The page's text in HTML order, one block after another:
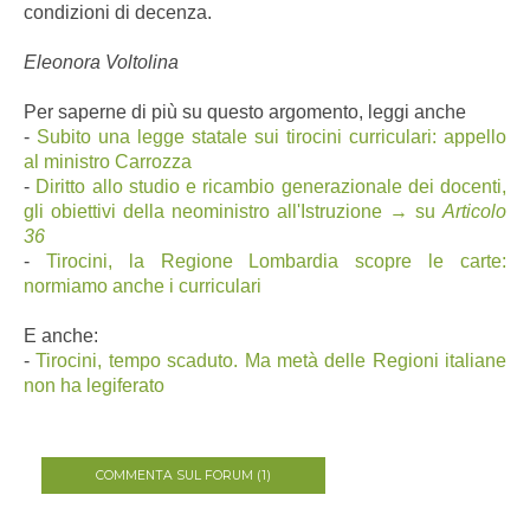
condizioni di decenza.
Eleonora Voltolina
Per saperne di più su questo argomento, leggi anche
- Subito una legge statale sui tirocini curriculari: appello
al ministro Carrozza
- Diritto allo studio e ricambio generazionale dei docenti,
gli obiettivi della neoministro all'Istruzione → su Articolo
36
- Tirocini, la Regione Lombardia scopre le carte:
normiamo anche i curriculari
E anche:
-Tirocini, tempo scaduto. Ma metà delle Regioni italiane
non ha legiferato
COMMENTA SUL FORUM (1)